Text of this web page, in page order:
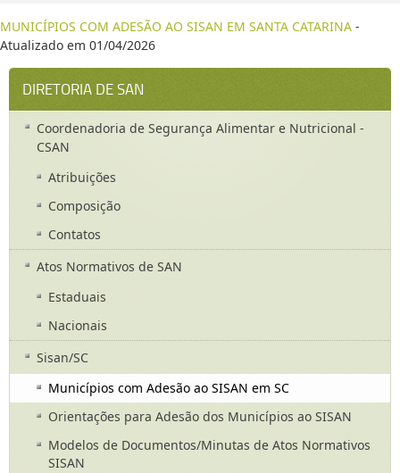
MUNICÍPIOS COM ADESÃO AO SISAN EM SANTA CATARINA -
Atualizado em 01/04/2026
DIRETORIA DE SAN
Coordenadoria de Segurança Alimentar e Nutricional -
CSAN
Atribuições
Composição
Contatos
Atos Normativos de SAN
Estaduais
Nacionais
Sisan/SC
Municípios com Adesão ao SISAN em SC
Orientações para Adesão dos Municípios ao SISAN
Modelos de Documentos/Minutas de Atos Normativos
SISAN